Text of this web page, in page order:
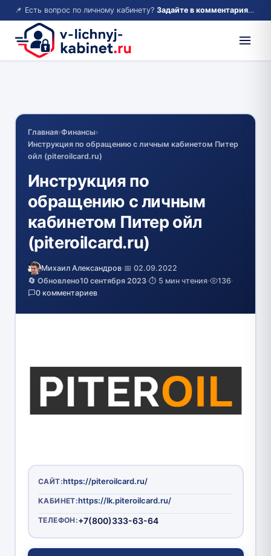
📌 Есть вопрос по личному кабинету? Задайте в комментариях — ответим!
Главная›Финансы›
Инструкция по обращению с личным кабинетом Питер
ойл (piteroilcard.ru)
Инструкция по
обращению с личным
кабинетом Питер ойл
(piteroilcard.ru)
Михаил Александров·📅 02.09.2022
🔄 Обновлено10 сентября 2023·⏱️ 5 мин чтения· 136·
0 комментариев
САЙТ:https://piteroilcard.ru/
КАБИНЕТ:https://lk.piteroilcard.ru/
ТЕЛЕФОН:+7(800)333-63-64